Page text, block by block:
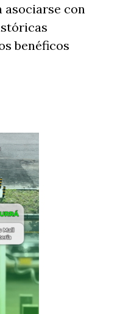
asociarse con
benéficos